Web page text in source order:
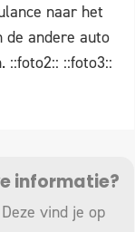
naar het
de andere auto
::foto2:: ::foto3::
informatie?
vind je op